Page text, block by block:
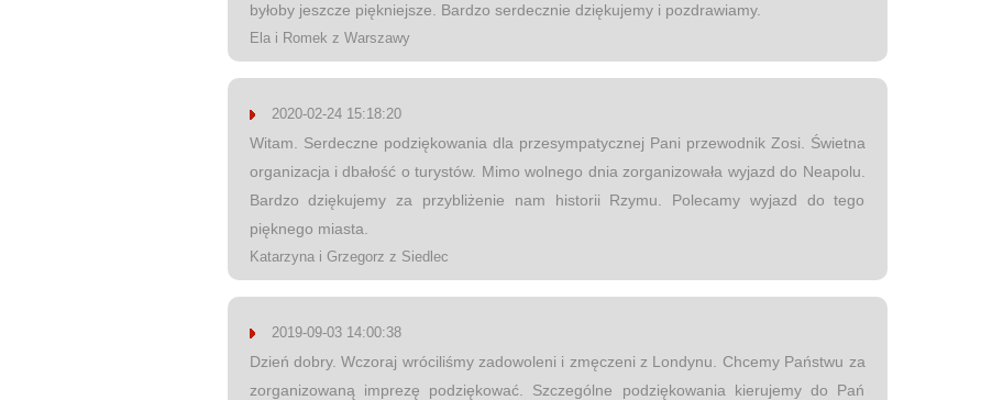
byłoby jeszcze piękniejsze. Bardzo serdecznie dziękujemy i pozdrawiamy.
Ela i Romek z Warszawy
2020-02-24 15:18:20
Witam. Serdeczne podziękowania dla przesympatycznej Pani przewodnik Zosi. Świetna
organizacja i dbałość o turystów. Mimo wolnego dnia zorganizowała wyjazd do Neapolu.
Bardzo dziękujemy za przybliżenie nam historii Rzymu. Polecamy wyjazd do tego
pięknego miasta.
Katarzyna i Grzegorz z Siedlec
2019-09-03 14:00:38
Dzień dobry. Wczoraj wróciliśmy zadowoleni i zmęczeni z Londynu. Chcemy Państwu za
zorganizowaną imprezę podziękować. Szczególne podziękowania kierujemy do Pań